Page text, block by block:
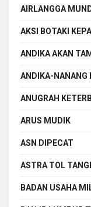
AIRLANGGA
AKSI BOTAKI
ANDIKA AKAN
ANDIKA-NANANG
ANUGRAH
ARUS MUDIK
ASN DIPECAT
ASTRA TOL
BADAN USAHA